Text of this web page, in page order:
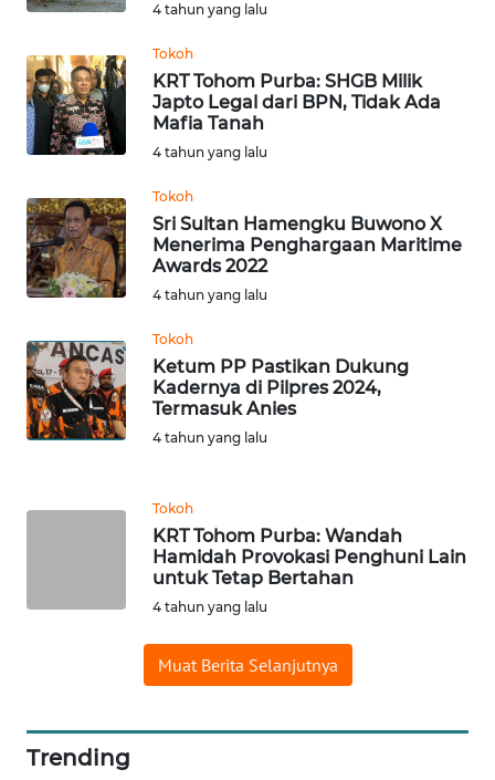
4 tahun yang lalu
Tokoh
KRT Tohom Purba: SHGB Milik
Japto Legal dari BPN, Tidak Ada
Mafia Tanah
4 tahun yang lalu
Tokoh
Sri Sultan Hamengku Buwono X
Menerima Penghargaan Maritime
Awards 2022
4 tahun yang lalu
Tokoh
Ketum PP Pastikan Dukung
Kadernya di Pilpres 2024,
Termasuk Anies
4 tahun yang lalu
Tokoh
KRT Tohom Purba: Wandah
Hamidah Provokasi Penghuni Lain
untuk Tetap Bertahan
4 tahun yang lalu
Muat Berita Selanjutnya
Trending
NET
FORJASIDA
NEWS
JURNAL
MARITIM
FISUELRI
BERKAT
NEWS
NEWS